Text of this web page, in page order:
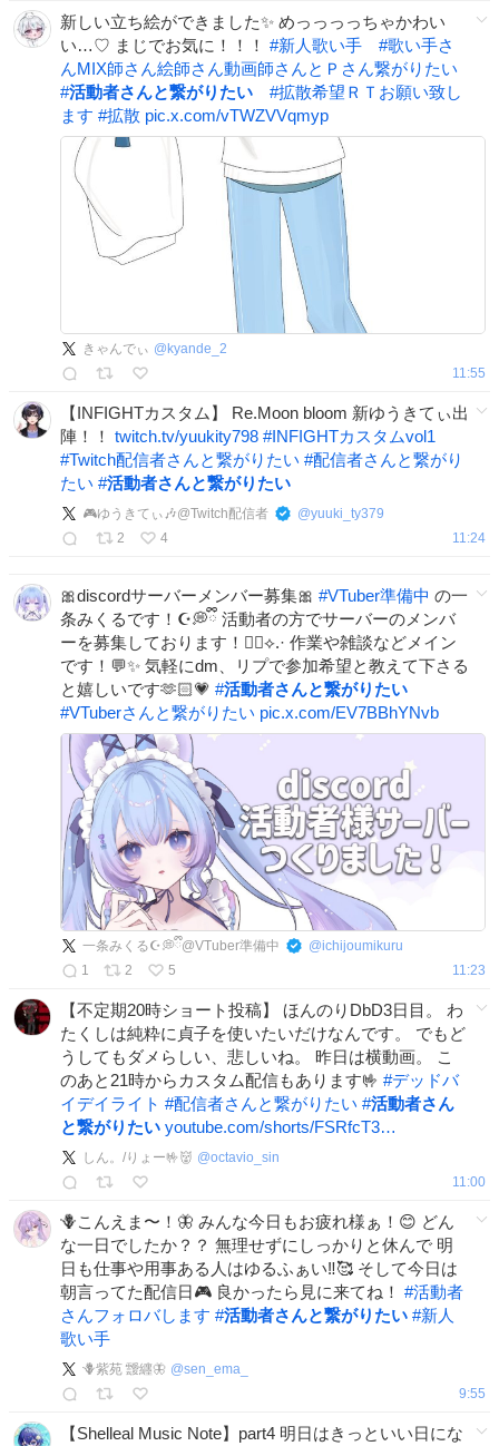
新しい立ち絵ができました✨️ めっっっっちゃかわい
い…♡ まじでお気に！！！ #新人歌い手 #歌い手さ
んMIX師さん絵師さん動画師さんとＰさん繋がりたい
#活動者さんと繋がりたい #拡散希望ＲＴお願い致し
ます #拡散 pic.x.com/vTWZVVqmyp
きゃんでぃ @ kyande_2
11:55
【INFIGHTカスタム】 Re.Moon bloom 新ゆうきてぃ出
陣！！ twitch.tv/yuukity798 #INFIGHTカスタムvol1
#Twitch配信者さんと繋がりたい #配信者さんと繋がり
たい #活動者さんと繋がりたい
🎮️ゆうきてぃ🎶@Twitch配信者 @yuuki_ty379
2
4 11:24
🎀discordサーバーメンバー募集🎀 #VTuber準備中 の一
条みくるです！☪️💭ྀི 活動者の方でサーバーのメンバ
ーを募集しております！🙂‍↕️⟡.· 作業や雑談などメイン
です！💬✨️ 気軽にdm、リプで参加希望と教えて下さる
と嬉しいです🫶🏻︎💗 #活動者さんと繋がりたい
#VTuberさんと繋がりたい pic.x.com/EV7BBhYNvb
一条みくる☪️💭ྀི@VTuber準備中 @ichijoumikuru
1
2 5 11:23
【不定期20時ショート投稿】 ほんのりDbD3日目。 わ
たくしは純粋に貞子を使いたいだけなんです。 でもど
うしてもダメらしい、悲しいね。 昨日は横動画。 こ
のあと21時からカスタム配信もあります🤟 #デッドバ
イデイライト #配信者さんと繋がりたい #活動者さん
と繋がりたい youtube.com/shorts/FSRfcT3…
しん。/りょー🤟👹 @octavio_sin
11:00
🪻こんえま〜！🦋 みんな今日もお疲れ様ぁ！😊 どん
な一日でしたか？？ 無理せずにしっかりと休んで 明
日も仕事や用事ある人はゆるふぁい‼️🥰 そして今日は
朝言ってた配信日🎮 良かったら見に来てね！ #活動者
さんフォロバします #活動者さんと繋がりたい #新人
歌い手
🪻紫苑 靉纒🦋 @sen_ema_
9:55
【Shelleal Music Note】part4 明日はきっといい日にな